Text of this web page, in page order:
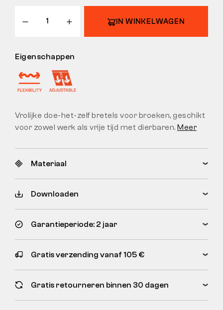
IN WINKELWAGEN
Eigenschappen
Vrolijke doe-het-zelf bretels voor broeken, geschikt
voor zowel werk als vrije tijd met dierbaren. Meer
Materiaal
Downloaden
Garantieperiode: 2 jaar
Gratis verzending vanaf 105 €
Gratis retourneren binnen 30 dagen